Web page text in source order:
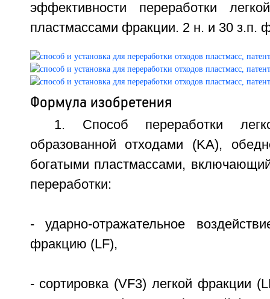
эффективности переработки
пластмассами фракции. 2 н. и 30 з.п.
Формула изобретения
1. Способ переработки
образованной отходами (KА),
богатыми пластмассами,
переработки:
- ударно-отражательное
фракцию (LF),
- сортировка (VF3) легкой фракции